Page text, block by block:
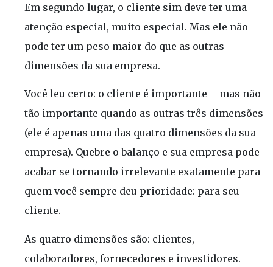
Em segundo lugar, o cliente sim deve ter uma
atenção especial, muito especial. Mas ele não
pode ter um peso maior do que as outras
dimensões da sua empresa.
Você leu certo: o cliente é importante – mas não
tão importante quando as outras três dimensões
(ele é apenas uma das quatro dimensões da sua
empresa). Quebre o balanço e sua empresa pode
acabar se tornando irrelevante exatamente para
quem você sempre deu prioridade: para seu
cliente.
As quatro dimensões são: clientes,
colaboradores, fornecedores e investidores.